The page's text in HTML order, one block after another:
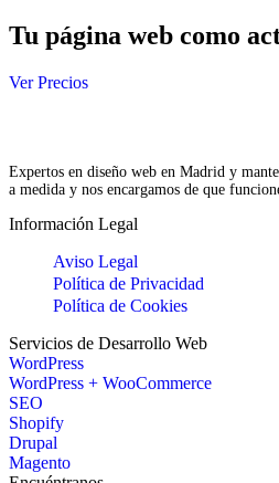
Tu página web como
Ver Precios
Expertos en diseño web en Madrid y
a medida y nos encargamos de que
Información Legal
Aviso Legal
Política de Privacidad
Política de Cookies
Servicios de Desarrollo Web
WordPress
WordPress + WooCommerce
SEO
Shopify
Drupal
Magento